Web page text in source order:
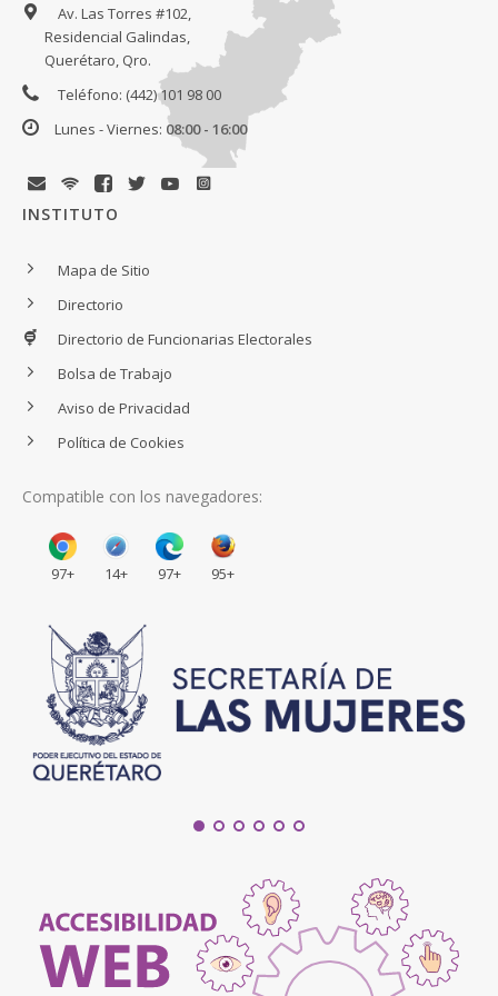
Av. Las Torres #102,
Residencial Galindas,
Querétaro, Qro.
Teléfono: (442) 101 98 00
Lunes - Viernes: 08:00 - 16:00
INSTITUTO
Mapa de Sitio
Directorio
Directorio de Funcionarias Electorales
Bolsa de Trabajo
Aviso de Privacidad
Política de Cookies